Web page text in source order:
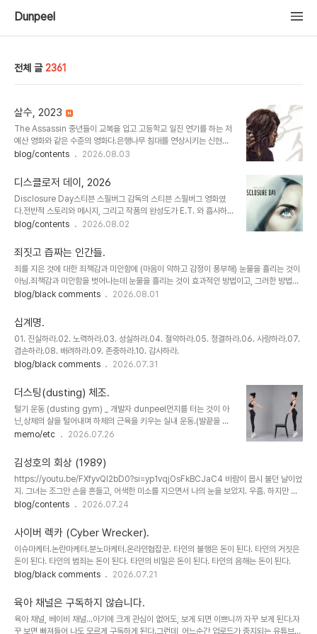
Dunpeel
전체 글 2361
살수, 2023
The Assassin 중년들이 교복을 입고 고등학교 일진 연기를 하는 저
예산 영화와 같은 수준의 영화다.은행나무 침대를 연상시키는 신현준
의 분장과 연기가 코믹하다.2023년에 나름 이름 있는 배우들이 출연
로 이런 영화를 제작하고, 이런 영화에 출연했을까?도통 이해가 안 되
고 신기해서 리뷰를 남기게 된다. * 검계(劍契) 라는 조선시대 범죄조
직을 알게 된 것은 좋았다.
blog/contents 2026.08.03
디스클로저 데이, 2026
Disclosure Day스티븐 스필버그 감독의 스티븐 스필버그 영화였
다.전반적 스토리와 메시지, 그리고 작품의 완성도가 E.T. 와 흡사하
다.좋게 말하면 반세기의 시간이 흘렀음에도 감독의 정체성과 완성도
차이라면, 1982년작 E.T. 가 아동용이면, 디스클로저 데이는 15세
(?) 관람가.스필버그 답지 않은 열린 결말이 별로였다.
blog/contents 2026.08.02
죄짓고 즙짜는 인간들.
죄를 지은 것에 대한 죄책감과 미안함에 (마음이 약하고 감정이 풍부해) 눈물을 흘리는 것이
아님.죄책감과 미안함을 벗어나는데 눈물을 흘리는 것이 효과적인 방법이고, 그러한 방법이
지금까지 통하여 왔기에 눈물을 흘리는 것임.습관처럼 죄짓고 즙짜기를 반복하는 인간은 주
험한 인간임.
blog/black comments 2026.08.01
십계명.
01. 진실하라.02. 노력하라.03. 성실하라.04. 절약하라.05. 청결하라.06. 사랑하라.07.
겸손하라.08. 배려하라.09. 존중하라.10. 감사하라.
blog/black comments
2026.07.31
더스팅(dusting) 체조.
털기 운동 (dusting gym) _ 개발자 dunpeel먼지를 터는 것이 아
닌,상체의 살을 털어내며 하체의 근육을 키우는 실내 운동.(발끝을 땅
에 붙인 성의 없는 제자리 뛰기)좁은 실내에서 청년부터 노년까지 가
앞굽(앞부분)으로 신체를 위아래로 튕기는 운동.중요한 부분은 허리를
올곧게 펴고, 상체의 힘을 빼는 것.신체를 위아래로 튕겨주는 반복운동
으로 종아리를 중심으로 하체의 근력운동이 가능.팔뚝살을 뺄 경우엔
팔을 펼침. 힘을 뺀 상체의 군살이 흔들리며 자극받아 지방이 연소. 2.
기본 보조 포즈 기본 포즈에서 까치발로 지탱이 어려운 노약자를 위한
같은 방..
memo/etc 2026.07.26
김성호의 회상 (1989)
https://youtu.be/FXfyvQl2bD0?si=yp1vqjOsFkBCJaC4 바람이 몹시 불던 날이었
지. 그녀는 조그만 손을 흔들고, 어색한 미소를 지으면서 나의 눈을 보았지. 우흠. 하지만 붙
잡을 수는 없었어. 지금은 후회를 하고 있지만. 멀어져 가는 뒷모습 보면서, 두려움도 느꼈지.
이 없지만, 찢어진 사진 한장 남질 않았네. 그녀는 울면서 갔지만, 내 맘도 편하지는 않았어.
그때는 너무나 어렸었기에, 그녀의 소중함을 알지 못했네. 그렇게 나쁘진 않았어. 그녀와 함
께 했던 시간들은. 한두번 원망도 했었지만, 좋은 사람이었어. 하지만 꼭 그렇진 않아. 너무
내 맘을 아프게 했지. 서로 말없이 걷기도..
blog/contents 2026.07.24
사이버 렉카 (Cyber Wrecker).
이슈마케터.논란마케터.분노마케터.온라인협잡꾼. 타인의 불행은 돈이 된다. 타인의 거짓은
돈이 된다. 타인의 범죄는 돈이 된다. 타인의 비밀은 돈이 된다. 타인의 음해는 돈이 된다.
blog/black comments
2026.07.21
육아 채널은 구독하지 않습니다.
육아 채널, 베이비 채널...아기에 크게 관심이 없어도, 보게 되면 이쁘니까 자꾸 보게 된다.자
꾸 보면 빠져들어 나도 모르게 구독하게 된다.그런데, 어느순간 업로드가 중지되는 유튜브